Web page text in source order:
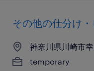
その他の仕分け
神奈川県川崎市
temporary